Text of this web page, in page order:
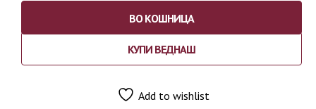
ВО КОШНИЦА
КУПИ ВЕДНАШ
Add to wishlist